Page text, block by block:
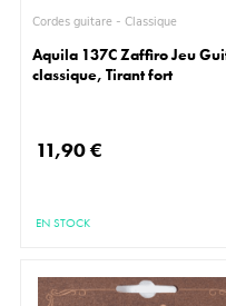
Cordes guitare - Classique
Aquila 137C Zaffiro Jeu
classique, Tirant fort
11,90 €
EN STOCK